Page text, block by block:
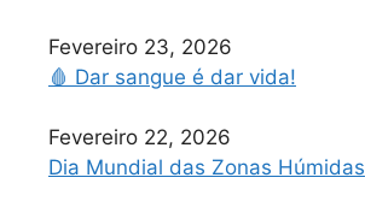
Fevereiro 23, 2026
🩸 Dar sangue é dar vida!
Fevereiro 22, 2026
Dia Mundial das Zonas Húmidas